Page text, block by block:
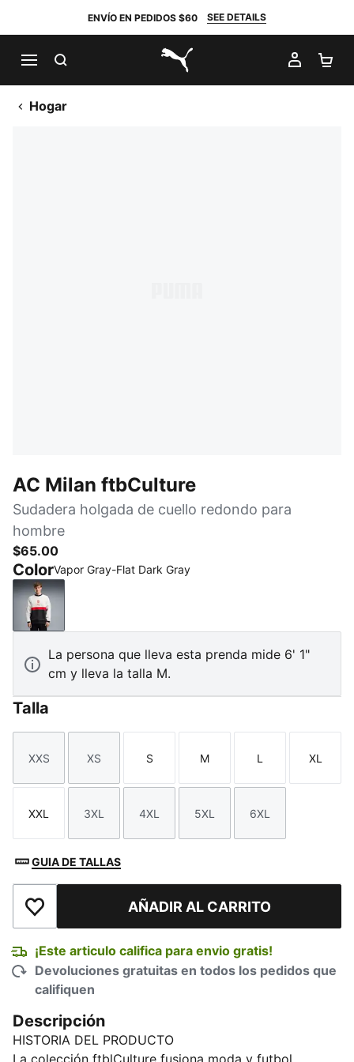
ENVÍO EN PEDIDOS $60 SEE DETAILS
PUMA.com
MI
Hogar
AC Milan ftbCulture
Sudadera holgada de cuello redondo para
hombre
$65.00
ColorVapor Gray-Flat Dark Gray
Vapor Gray-Flat Dark Gray
La persona que lleva esta prenda mide 6' 1"
cm y lleva la talla M.
Talla
Talla
XXS
Talla
XS
Talla
S
Talla
M
Talla
L
Talla
XL
Talla
XXL
Talla
3XL
Talla
4XL
Talla
5XL
Talla
6XL
GUIA DE TALLAS
Añadir a la lista de deseosAÑADIR AL CARRITO
¡Este articulo califica para envio gratis!
Devoluciones gratuitas en todos los pedidos que
califiquen
Descripción
HISTORIA DEL PRODUCTO
La colección ftblCulture fusiona moda y futbol, ​​